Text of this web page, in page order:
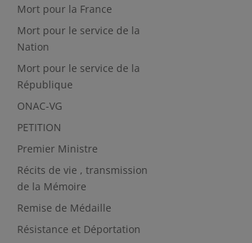
Mort pour la France
Mort pour le service de la
Nation
Mort pour le service de la
République
ONAC-VG
PETITION
Premier Ministre
Récits de vie , transmission
de la Mémoire
Remise de Médaille
Résistance et Déportation